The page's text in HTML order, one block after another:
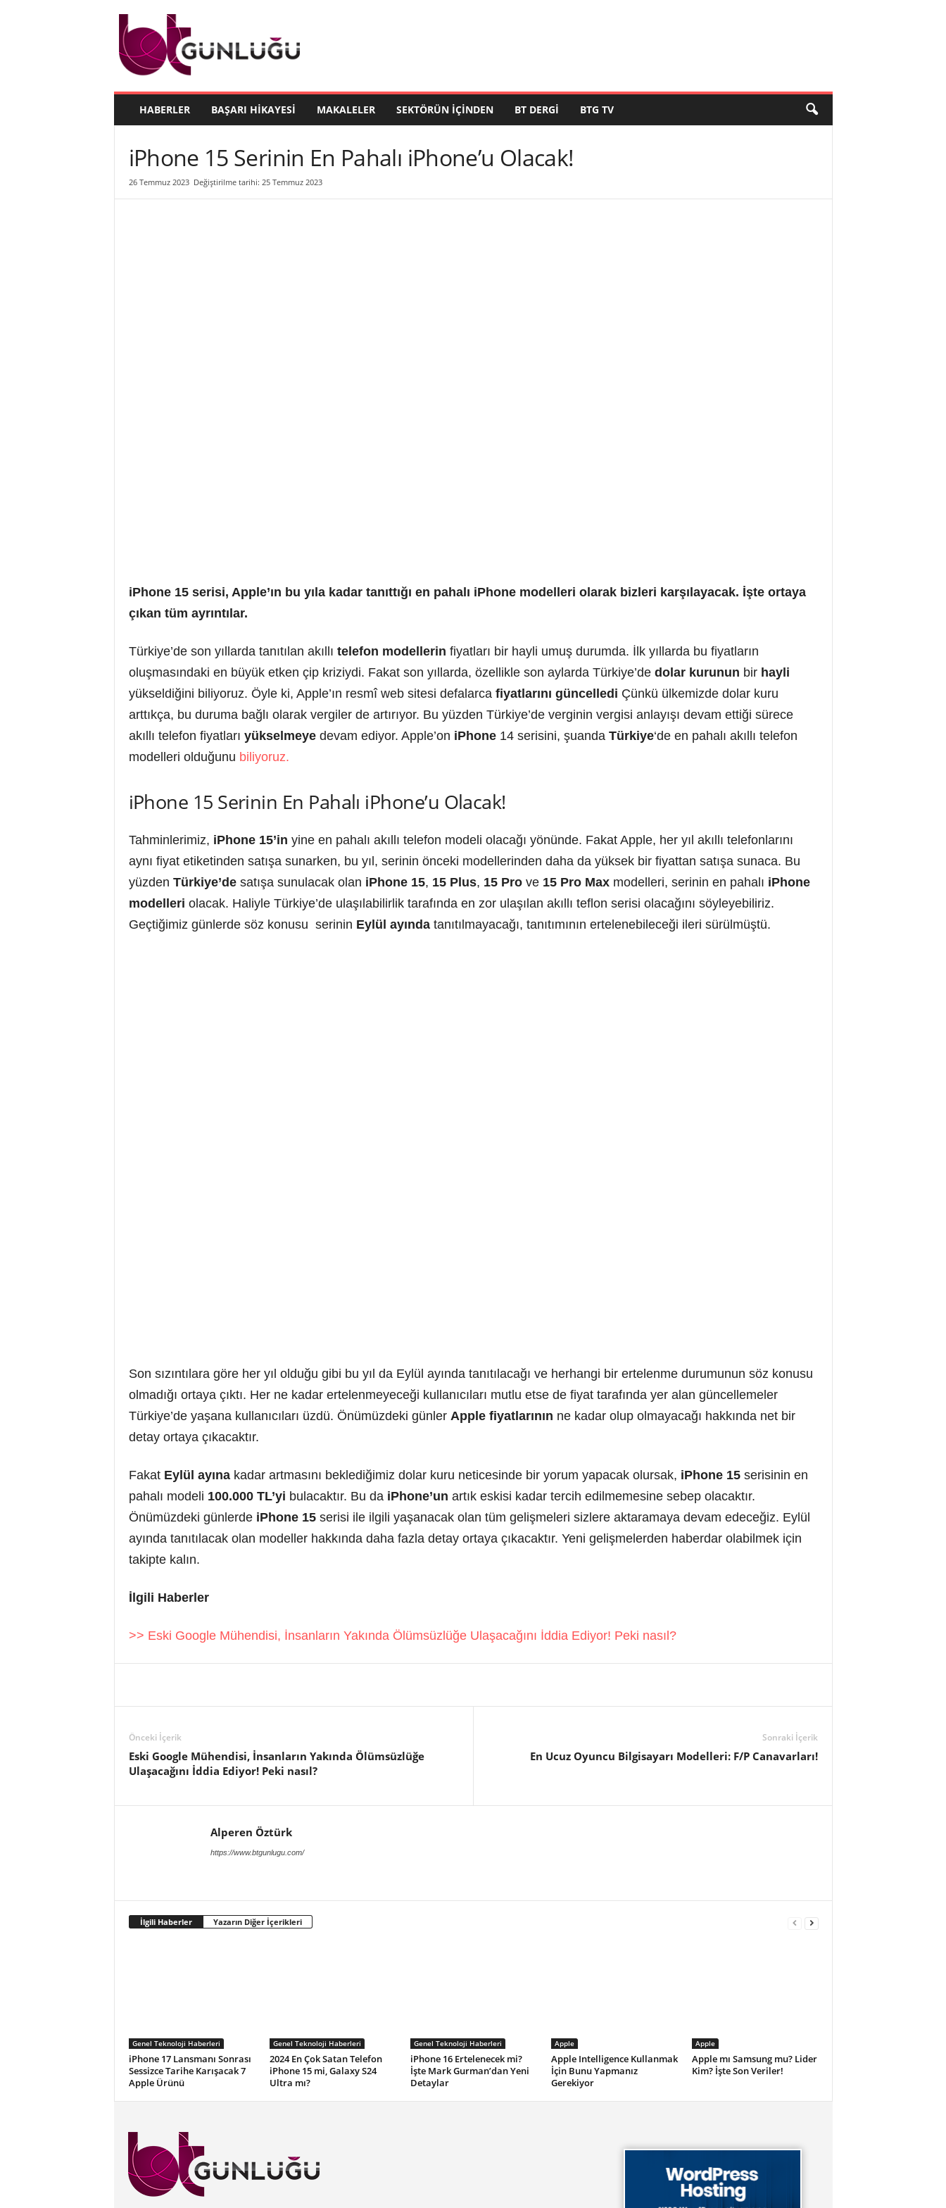
B
HABERLER BAŞARI HIKAYESI MAKALELER SEKTÖRÜN İÇINDEN BT DERGI BTG TV
iPhone 15 Serinin En Pahalı iPhone’u Olacak!
26 Temmuz 2023 Değiştirilme tarihi: 25 Temmuz 2023
iPhone 15 serisi, Apple’ın bu yıla kadar tanıttığı en pahalı iPhone modelleri olarak bizleri karşılayacak. İşte ortaya
çıkan tüm ayrıntılar.
Türkiye’de son yıllarda tanıtılan akıllı telefon modellerin fiyatları bir hayli umuş durumda. İlk yıllarda bu fiyatların
oluşmasındaki en büyük etken çip kriziydi. Fakat son yıllarda, özellikle son aylarda Türkiye’de dolar kurunun bir hayli
yükseldiğini biliyoruz. Öyle ki, Apple’ın resmî web sitesi defalarca fiyatlarını güncelledi Çünkü ülkemizde dolar kuru
arttıkça, bu duruma bağlı olarak vergiler de artırıyor. Bu yüzden Türkiye’de verginin vergisi anlayışı devam ettiği sürece
akıllı telefon fiyatları yükselmeyedevam ediyor. Apple’on iPhone14 serisini, şuanda Türkiye‘de en pahalı akıllı telefon
modelleri olduğunu biliyoruz.
iPhone 15 Serinin En Pahalı iPhone’u Olacak!
Tahminlerimiz, iPhone 15’in yine en pahalı akıllı telefon modeli olacağı yönünde. Fakat Apple, her yıl akıllı telefonlarını
aynı fiyat etiketinden satışa sunarken, bu yıl, serinin önceki modellerinden daha da yüksek bir fiyattan satışa sunaca. Bu
yüzden Türkiye’desatışa sunulacak olan iPhone 15, 15 Plus, 15 Prove 15 Pro Maxmodelleri, serinin en pahalı iPhone
modelleri olacak. Haliyle Türkiye’de ulaşılabilirlik tarafında en zor ulaşılan akıllı teflon serisi olacağını söyleyebiliriz.
Geçtiğimiz günlerde söz konusu serinin Eylül ayındatanıtılmayacağı, tanıtımının ertelenebileceği ileri sürülmüştü.
Son sızıntılara göre her yıl olduğu gibi bu yıl da Eylül ayında tanıtılacağı ve herhangi bir ertelenme durumunun söz konusu
olmadığı ortaya çıktı. Her ne kadar ertelenmeyeceği kullanıcıları mutlu etse de fiyat tarafında yer alan güncellemeler
Türkiye’de yaşana kullanıcıları üzdü. Önümüzdeki günler Apple fiyatlarının ne kadar olup olmayacağı hakkında net bir
detay ortaya çıkacaktır.
Fakat Eylül ayınakadar artmasını beklediğimiz dolar kuru neticesinde bir yorum yapacak olursak, iPhone 15serisinin en
pahalı modeli 100.000 TL’yi bulacaktır. Bu da iPhone’un artık eskisi kadar tercih edilmemesine sebep olacaktır.
Önümüzdeki günlerde iPhone 15serisi ile ilgili yaşanacak olan tüm gelişmeleri sizlere aktaramaya devam edeceğiz. Eylül
ayında tanıtılacak olan modeller hakkında daha fazla detay ortaya çıkacaktır. Yeni gelişmelerden haberdar olabilmek için
takipte kalın.
İlgili Haberler
>> Eski Google Mühendisi, İnsanların Yakında Ölümsüzlüğe Ulaşacağını İddia Ediyor! Peki nasıl?
Önceki İçerik
Eski Google Mühendisi, İnsanların Yakında Ölümsüzlüğe
Ulaşacağını İddia Ediyor! Peki nasıl?
Sonraki İçerik
En Ucuz Oyuncu Bilgisayarı Modelleri: F/P Canavarları!
Alperen Öztürk
https://www.btgunlugu.com/
İlgili Haberler Yazarın Diğer İçerikleri
Genel Teknoloji Haberleri
iPhone 17 Lansmanı Sonrası
Sessizce Tarihe Karışacak 7
Apple Ürünü
Genel Teknoloji Haberleri
2024 En Çok Satan Telefon
iPhone 15 mi, Galaxy S24
Ultra mı?
Genel Teknoloji Haberleri
iPhone 16 Ertelenecek mi?
İşte Mark Gurman’dan Yeni
Detaylar
Apple
Apple Intelligence Kullanmak
İçin Bunu Yapmanız
Gerekiyor
Apple
Apple mı Samsung mu? Lider
Kim? İşte Son Veriler!